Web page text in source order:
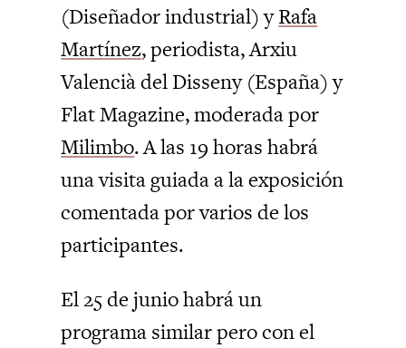
(Diseñador industrial)​ yRafa
Martínez, periodista, Arxiu
Valencià del Disseny (España) y
Flat Magazine, moderada por
Milimbo. A las 19 horas habrá
una visita guiada a la exposición
comentada por varios de los
participantes.
El 25 de junio habrá un
programa similar pero con el